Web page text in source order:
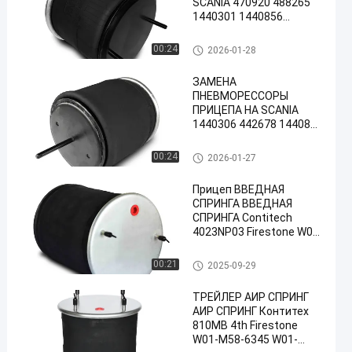
00:24
1440301 1440856
S15-8192 1T15VR-3 с
металлическим
Весны воздуха трейлера
2026-01-28
00:24
ЗАМЕНА
ПНЕВМОРЕССОРЫ
ПРИЦЕПА НА SCANIA
1440306 442678 1440859
1T15LR-4 Goodyear
556028566 С
ПОРШНЕМ 330306
492678 1R11-831 135482
2024287
Весны воздуха трейлера
2026-01-27
00:21
Прицеп ВВЕДНАЯ
СПРИНГА ВВЕДНАЯ
СПРИНГА Contitech
4023NP03 Firestone W01-
Goodyear 1R14-729 С
металлическим
поршнем
Весны воздуха трейлера
2025-09-29
ТРЕЙЛЕР АИР СПРИНГ
АИР СПРИНГ Контитех
810MB 4th Firestone
W01-M58-6345 W01-